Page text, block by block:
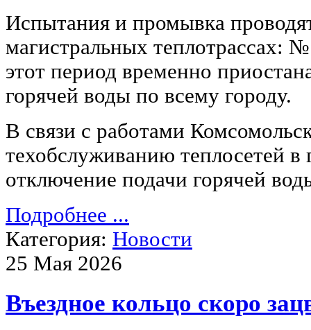
Испытания и промывка
магистральных теплотрассах:
этот период временно
горячей воды по всему городу.
В связи с работами
техобслуживанию теплосетей в
отключение подачи горячей
Подробнее ...
Категория: Новости
25 Мая 2026
Въездное кольцо скоро